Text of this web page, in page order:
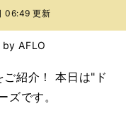
06:49 更新
AFLO
紹介！ 本日は"ド
ズです。